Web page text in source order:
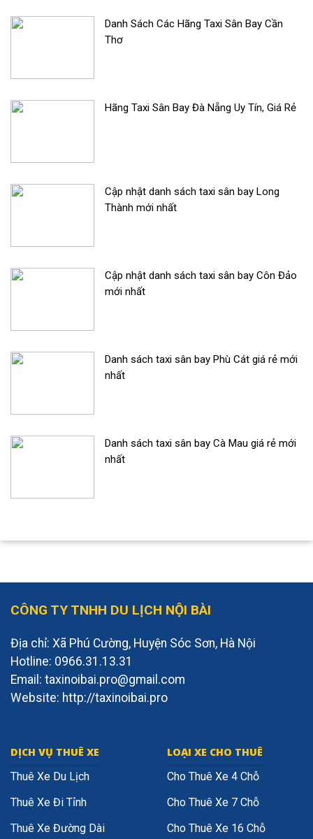
Danh Sách Các Hãng Taxi Sân Bay Cần
Thơ
Hãng Taxi Sân Bay Đà Nẵng Uy Tín, Giá Rẻ
Cập nhật danh sách taxi sân bay Long
Thành mới nhất
Cập nhật danh sách taxi sân bay Côn Đảo
mới nhất
Danh sách taxi sân bay Phù Cát giá rẻ mới
nhất
Danh sách taxi sân bay Cà Mau giá rẻ mới
nhất
CÔNG TY TNHH DU LỊCH NỘI BÀI
Địa chỉ: Xã Phú Cường, Huyện Sóc Sơn, Hà Nội
Hotline: 0966.31.13.31
Email: taxinoibai.pro@gmail.com
Website: http://taxinoibai.pro
DỊCH VỤ THUÊ XE
Thuê Xe Du Lịch
Thuê Xe Đi Tỉnh
Thuê Xe Đường Dài
LOẠI XE CHO THUÊ
Cho Thuê Xe 4 Chỗ
Cho Thuê Xe 7 Chỗ
Cho Thuê Xe 16 Chỗ